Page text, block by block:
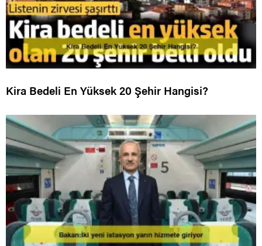
Kira Bedeli En Yüksek 20 Şehir Hangisi?